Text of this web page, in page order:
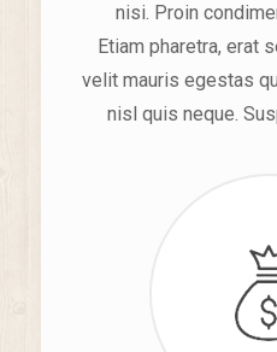
nisi. Proin
Etiam pharetra, erat
velit mauris egestas
nisl quis neque.